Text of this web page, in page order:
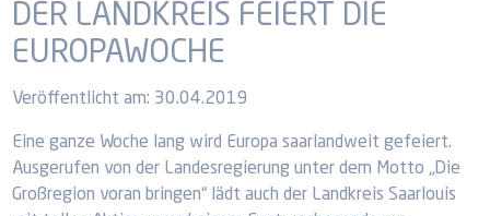
DER LANDKREIS FEIERT DIE
EUROPAWOCHE
Veröffentlicht am: 30.04.2019
Eine ganze Woche lang wird Europa saarlandweit gefeiert.
Ausgerufen von der Landesregierung unter dem Motto „Die
Großregion voran bringen“ lädt auch der Landkreis Saarlouis